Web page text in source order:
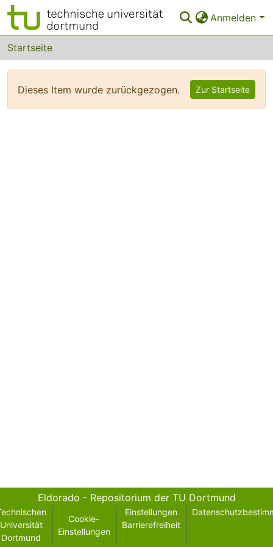
Anmelden
Bereiche & Sammlungen
Das gesamte Repositorium
FAQ
Startseite
Dieses Item wurde zurückgezogen. Zur Startseite
Eldorado - Repositorium der TU Dortmund
Universität
Dortmund
Cookie-
Einstellungen
Einstellungen
Barrierefreiheit